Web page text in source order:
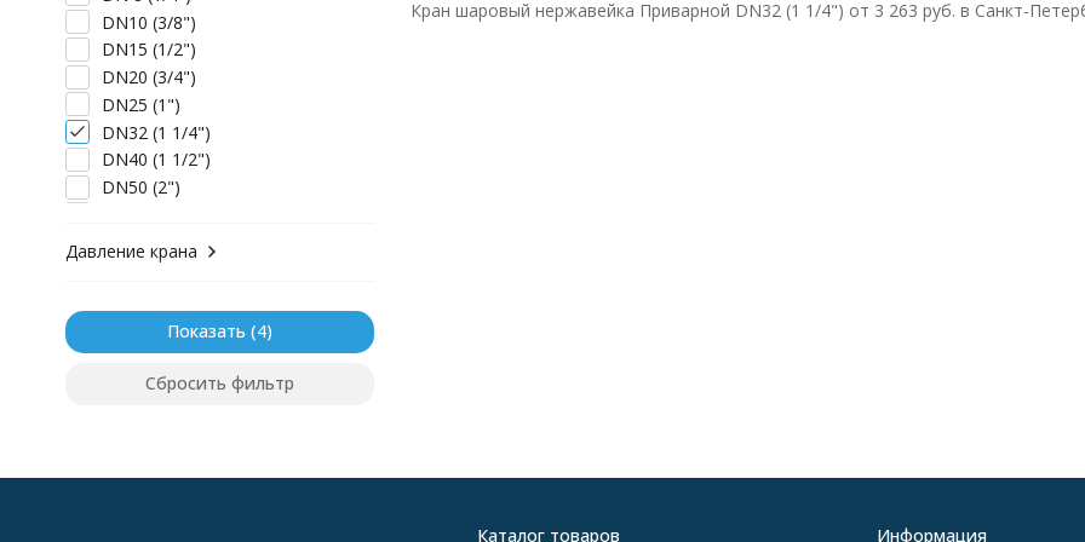
Кран шаровый нержавейка Приварной DN32 (1 1/4") от 3 263 руб. в Санкт-
DN10 (3/8")
DN15 (1/2")
DN20 (3/4")
DN25 (1")
DN32 (1 1/4")
DN40 (1 1/2")
DN50 (2")
DN100 (4")
DN150 (6")
Давление крана
Показать
Сбросить фильтр
Каталог товаров Информация